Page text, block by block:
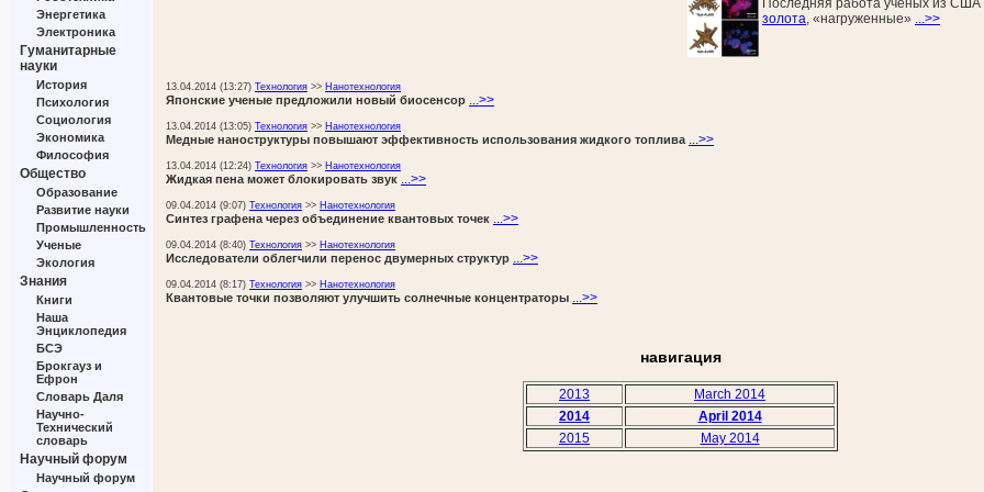
Энергетика
Электроника
Гуманитарные
науки
История
Психология
Социология
Экономика
Философия
Общество
Образование
Развитие науки
Промышленность
Ученые
Экология
Знания
Книги
Наша
Энциклопедия
БСЭ
Брокгауз и
Ефрон
Словарь Даля
Научно-
Технический
словарь
Научный форум
Научный форум
Последняя работа ученых из США
золота, «нагруженные» ...>>
13.04.2014 (13:27) Технология >> Нанотехнология
Японские ученые предложили новый биосенсор ...>>
13.04.2014 (13:05) Технология >> Нанотехнология
Медные наноструктуры повышают эффективность использования жидкого топлива ...>>
13.04.2014 (12:24) Технология >> Нанотехнология
Жидкая пена может блокировать звук ...>>
09.04.2014 (9:07) Технология >> Нанотехнология
Синтез графена через объединение квантовых точек ...>>
09.04.2014 (8:40) Технология >> Нанотехнология
Исследователи облегчили перенос двумерных структур ...>>
09.04.2014 (8:17) Технология >> Нанотехнология
Квантовые точки позволяют улучшить солнечные концентраторы ...>>
навигация
2013
March 2014
2014
April 2014
2015
May 2014